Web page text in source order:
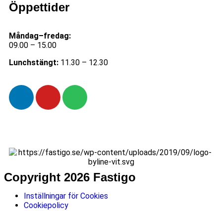
Öppettider
Måndag–fredag:
09.00 – 15.00
Lunchstängt: 11.30 – 12.30
Copyright 2026 Fastigo
Inställningar för Cookies
Cookiepolicy